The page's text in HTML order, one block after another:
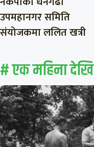
उपमहानगर समिति
संयोजकमा ललित खत्री
# एक महिना देखि